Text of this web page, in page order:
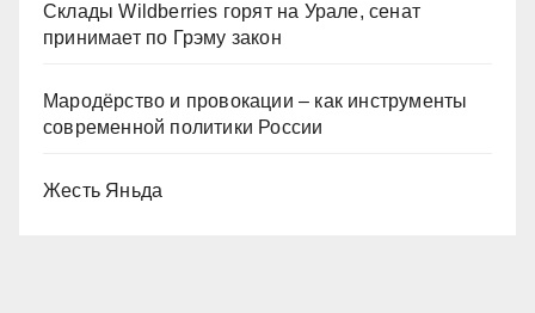
Склады Wildberries горят на Урале, сенат
принимает по Грэму закон
Мародёрство и провокации – как инструменты
современной политики России
Жесть Яньда